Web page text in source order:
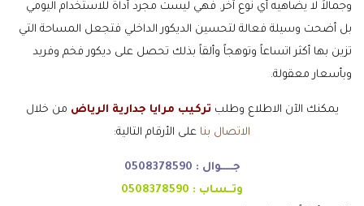
وجمالاً لا يضاهيه أي نوع آخر. فهي ليست مجرد أداة للاستخدام اليومي
بل أضحت وسيلة فعالة لتحسين الديكور الداخلي فتجعل المساحة التي
تزين بها أكثر اتساعاً وتوهجاً وألقاً بذلك تحصل على ديكور فخم وفريد
وبأسعار معقولة.
يمكنك الآن الاطلاع وطلب تركيب مرايا جدارية الرياض من خلال
الاتصال بنا على الأرقام التالية:
جـــــوال : 0508378590
وتــساب : 0508378590